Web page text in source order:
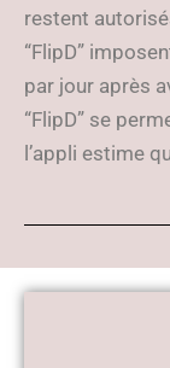
restent
“FlipD”
par jour après
“FlipD” se
l’appli estime